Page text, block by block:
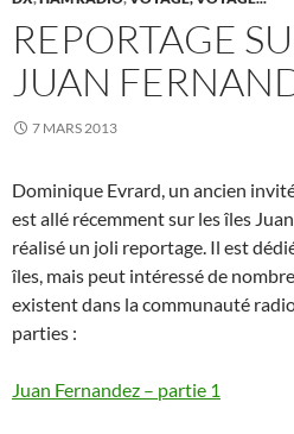
REPORTAGE
JUAN
7 MARS 2013
Dominique Evrard, un ancien
est allé récemment sur les îles
réalisé un joli reportage. Il est
îles, mais peut intéressé de
existent dans la communauté
parties :
Juan Fernandez – partie 1